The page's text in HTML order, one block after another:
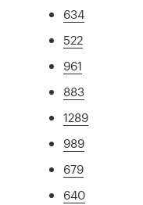
634
522
961
883
1289
989
679
640